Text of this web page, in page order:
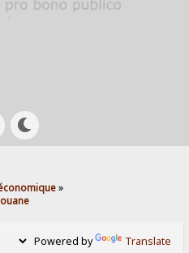
»
Powered by Translate